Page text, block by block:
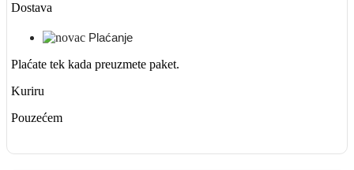
Dostava
Plaćanje
Plaćate tek kada preuzmete paket.
Kuriru
Pouzećem